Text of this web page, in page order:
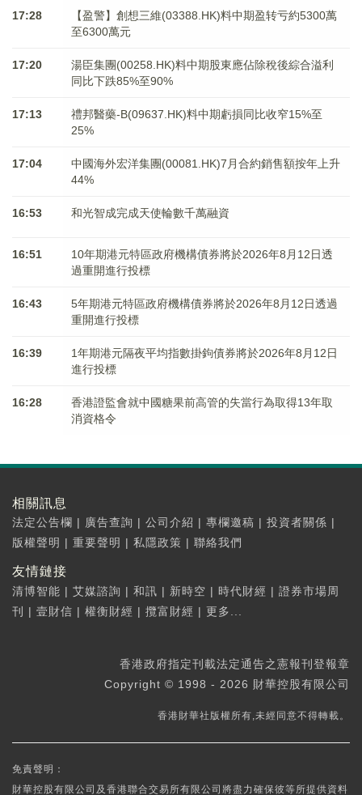
17:28
【盈警】創想三維(03388.HK)料中期盈转亏約5300萬
至6300萬元
17:20
湯臣集團(00258.HK)料中期股東應佔除稅後綜合溢利
同比下跌85%至90%
17:13
禮邦醫藥-B(09637.HK)料中期虧損同比收窄15%至
25%
17:04
中國海外宏洋集團(00081.HK)7月合約銷售額按年上升
44%
16:53 和光智成完成天使輪數千萬融資
16:51
10年期港元特區政府機構債券將於2026年8月12日透
過重開進行投標
16:43
5年期港元特區政府機構債券將於2026年8月12日透過
重開進行投標
16:39
1年期港元隔夜平均指數掛鉤債券將於2026年8月12日
進行投標
16:28
香港證監會就中國糖果前高管的失當行為取得13年取
消資格令
相關訊息
法定公告欄 | 廣告查詢 | 公司介紹 | 專欄邀稿 | 投資者關係 |
版權聲明 | 重要聲明 | 私隱政策 | 聯絡我們
友情鏈接
清博智能 | 艾媒諮詢 | 和訊 | 新時空 | 時代財經 | 證券市場周
刊 | 壹財信 | 權衡財經 | 攬富財經 | 更多...
香港政府指定刊載法定通告之憲報刊登報章
Copyright © 1998 - 2026 財華控股有限公司
香港財華社版權所有,未經同意不得轉載。
免責聲明：
財華控股有限公司及香港聯合交易所有限公司將盡力確保彼等所提供資料